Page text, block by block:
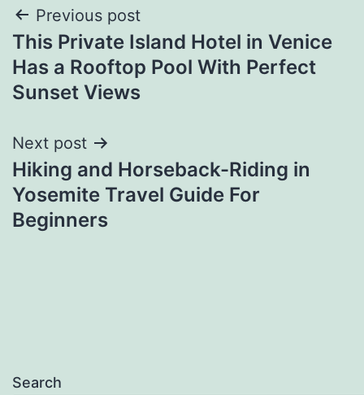
Post
navigation
Previous post
This Private Island Hotel in Venice
Has a Rooftop Pool With Perfect
Sunset Views
Next post
Hiking and Horseback-Riding in
Yosemite Travel Guide For
Beginners
Search